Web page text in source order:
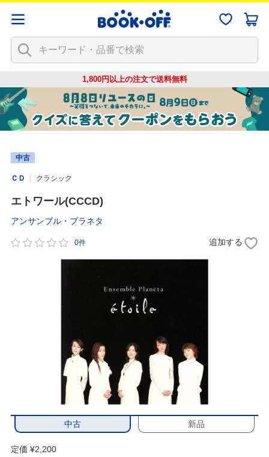
1,800円以上の注文で送料無料
中古
ＣＤ クラシック
エトワール(CCCD)
アンサンブル・プラネタ
0件 追加する
中古 新品
定価 ¥2,200